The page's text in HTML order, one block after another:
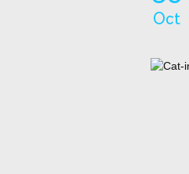
Oct